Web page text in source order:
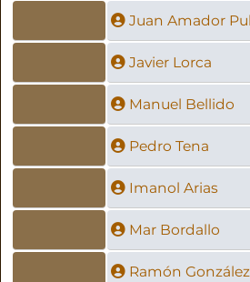
Juan Amador
Javier Lorca
Manuel Bellido
Pedro Tena
Imanol Arias
Mar Bordallo
Ramón